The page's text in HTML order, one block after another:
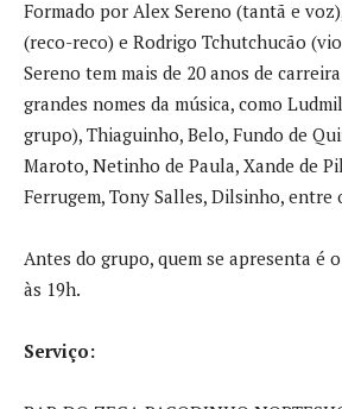
Formado por Alex Sereno (tantã e
(reco-reco) e Rodrigo Tchutchucão
Sereno tem mais de 20 anos de
grandes nomes da música, como
grupo), Thiaguinho, Belo, Fundo de
Maroto, Netinho de Paula, Xande de
Ferrugem, Tony Salles, Dilsinho, entre
Antes do grupo, quem se apresenta é
às 19h.
Serviço: